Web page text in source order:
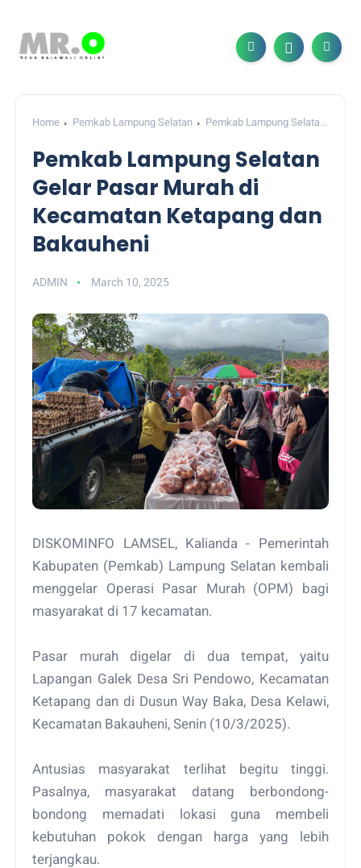
Home Pemkab Lampung Selatan
Pemkab Lampung Selatan
Pemkab Lampung Selatan
Gelar Pasar Murah di
Kecamatan Ketapang dan
Bakauheni
ADMIN March 10, 2025
DISKOMINFO LAMSEL, Kalianda - Pemerintah
Kabupaten (Pemkab) Lampung Selatan kembali
menggelar Operasi Pasar Murah (OPM) bagi
masyarakat di 17 kecamatan.
Pasar murah digelar di dua tempat, yaitu
Lapangan Galek Desa Sri Pendowo, Kecamatan
Ketapang dan di Dusun Way Baka, Desa Kelawi,
Kecamatan Bakauheni, Senin (10/3/2025).
Antusias masyarakat terlihat begitu tinggi.
Pasalnya, masyarakat datang berbondong-
bondong memadati lokasi guna membeli
kebutuhan pokok dengan harga yang lebih
terjangkau.